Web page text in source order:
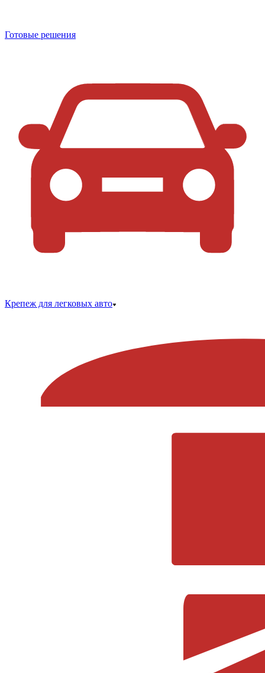
Готовые решения
Крепеж для легковых авто